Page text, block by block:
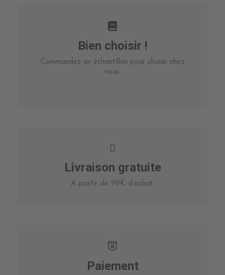
Bien choisir !
Commandez un échantillon pour choisir chez
vous.
Livraison gratuite
A partir de 99€ d’achat.
Paiement